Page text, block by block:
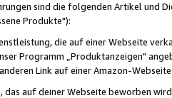
sind die folgenden Artikel und
Produkte"):
die auf einer Webseite
Programm „Produktanzeigen"
Link auf einer Amazon-
das auf deiner Webseite beworben